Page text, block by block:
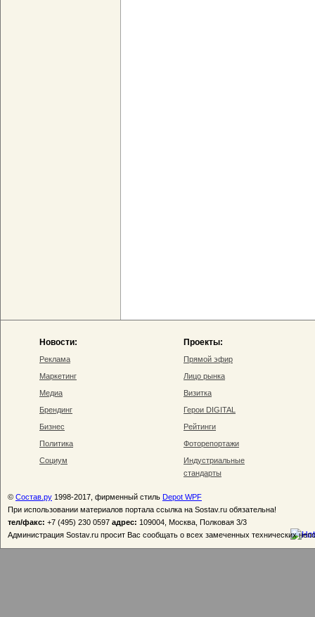
Новости:
Реклама
Маркетинг
Медиа
Брендинг
Бизнес
Политика
Социум
Проекты:
Прямой эфир
Лицо рынка
Визитка
Герои DIGITAL
Рейтинги
Фоторепортажи
Индустриальные
стандарты
© Состав.ру 1998-2017, фирменный стиль Depot WPF
При использовании материалов портала ссылка на Sostav.ru обязательна!
тел/факс: +7 (495) 230 0597 адрес: 109004, Москва, Полковая 3/3
Администрация Sostav.ru просит Вас сообщать о всех замеченных технических